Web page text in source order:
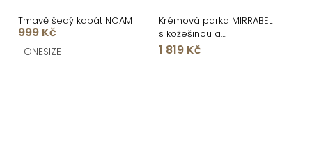
Tmavě šedý kabát NOAM
999 Kč
ONESIZE
Krémová parka MIRRABEL
s kožešinou a
stahováním v pase
1 819 Kč